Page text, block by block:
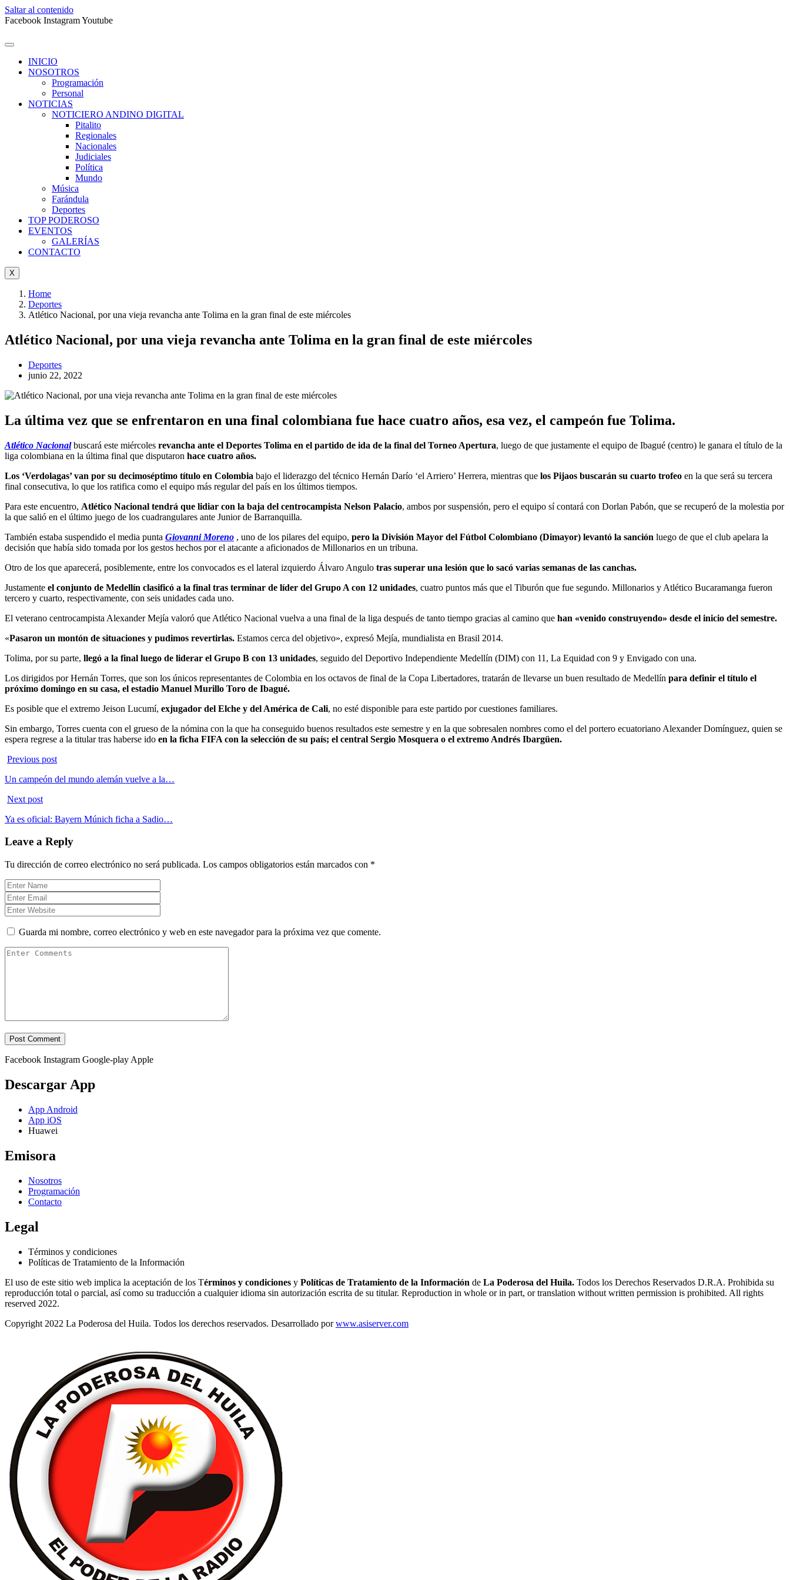
Saltar al contenido
Facebook InstagramYoutube
INICIO
NOSOTROS
Programación
Personal
NOTICIAS
NOTICIERO ANDINO DIGITAL
Pitalito
Regionales
Nacionales
Judiciales
Política
Mundo
Música
Farándula
Deportes
TOP PODEROSO
EVENTOS
GALERÍAS
CONTACTO
X
Home
Deportes
Atlético Nacional, por una vieja revancha ante Tolima en la gran final de este miércoles
Atlético Nacional, por una vieja revancha ante Tolima en la gran final de este miércoles
Deportes
junio 22, 2022
La última vez que se enfrentaron en una final colombiana fue hace cuatro años, esa vez, el campeón fue Tolima.
Atlético Nacional buscará este miércoles revancha ante el Deportes Tolima en el partido de ida de la final del Torneo Apertura, luego de que justamente el equipo de Ibagué (centro) le ganara el título de la
liga colombiana en la última final que disputaron hace cuatro años.
Los ‘Verdolagas’ van por su decimoséptimo título en Colombia bajo el liderazgo del técnico Hernán Darío ‘el Arriero’ Herrera, mientras que los Pijaos buscarán su cuarto trofeo en la que será su tercera
final consecutiva, lo que los ratifica como el equipo más regular del país en los últimos tiempos.
Para este encuentro, Atlético Nacional tendrá que lidiar con la baja del centrocampista Nelson Palacio, ambos por suspensión, pero el equipo sí contará con Dorlan Pabón, que se recuperó de la molestia por
la que salió en el último juego de los cuadrangulares ante Junior de Barranquilla.
También estaba suspendido el media punta Giovanni Moreno , uno de los pilares del equipo, pero la División Mayor del Fútbol Colombiano (Dimayor) levantó la sanción luego de que el club apelara la
decisión que había sido tomada por los gestos hechos por el atacante a aficionados de Millonarios en un tribuna.
Otro de los que aparecerá, posiblemente, entre los convocados es el lateral izquierdo Álvaro Angulo tras superar una lesión que lo sacó varias semanas de las canchas.
Justamente el conjunto de Medellín clasificó a la final tras terminar de líder del Grupo A con 12 unidades, cuatro puntos más que el Tiburón que fue segundo. Millonarios y Atlético Bucaramanga fueron
tercero y cuarto, respectivamente, con seis unidades cada uno.
El veterano centrocampista Alexander Mejía valoró que Atlético Nacional vuelva a una final de la liga después de tanto tiempo gracias al camino que han «venido construyendo» desde el inicio del semestre.
«Pasaron un montón de situaciones y pudimos revertirlas. Estamos cerca del objetivo», expresó Mejía, mundialista en Brasil 2014.
Tolima, por su parte, llegó a la final luego de liderar el Grupo B con 13 unidades, seguido del Deportivo Independiente Medellín (DIM) con 11, La Equidad con 9 y Envigado con una.
Los dirigidos por Hernán Torres, que son los únicos representantes de Colombia en los octavos de final de la Copa Libertadores, tratarán de llevarse un buen resultado de Medellín para definir el título el
próximo domingo en su casa, el estadio Manuel Murillo Toro de Ibagué.
Es posible que el extremo Jeison Lucumí, exjugador del Elche y del América de Cali, no esté disponible para este partido por cuestiones familiares.
Sin embargo, Torres cuenta con el grueso de la nómina con la que ha conseguido buenos resultados este semestre y en la que sobresalen nombres como el del portero ecuatoriano Alexander Domínguez, quien se
espera regrese a la titular tras haberse ido en la ficha FIFA con la selección de su país; el central Sergio Mosquera o el extremo Andrés Ibargüen.
Previous post
Un campeón del mundo alemán vuelve a la…
Next post
Ya es oficial: Bayern Múnich ficha a Sadio…
Leave a Reply
Tu dirección de correo electrónico no será publicada. Los campos obligatorios están marcados con *
Guarda mi nombre, correo electrónico y web en este navegador para la próxima vez que comente.
Facebook Instagram Google-play Apple
Descargar App
App Android
App iOS
Huawei
Emisora
Nosotros
Programación
Contacto
Legal
Términos y condiciones
Políticas de Tratamiento de la Información
El uso de este sitio web implica la aceptación de los Términos y condiciones y Políticas de Tratamiento de la Información de La Poderosa del Huila. Todos los Derechos Reservados D.R.A. Prohibida su
reproducción total o parcial, así como su traducción a cualquier idioma sin autorización escrita de su titular. Reproduction in whole or in part, or translation without written permission is prohibited. All rights
reserved 2022.
Copyright 2022 La Poderosa del Huila. Todos los derechos reservados. Desarrollado porwww.asiserver.com